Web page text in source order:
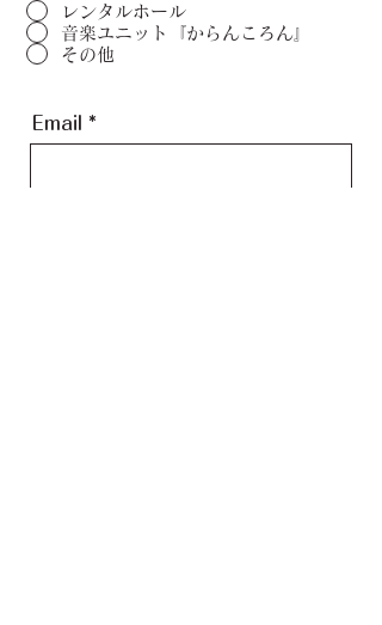
レンタルホール
音楽ユニット『からんころん』
その他
Email